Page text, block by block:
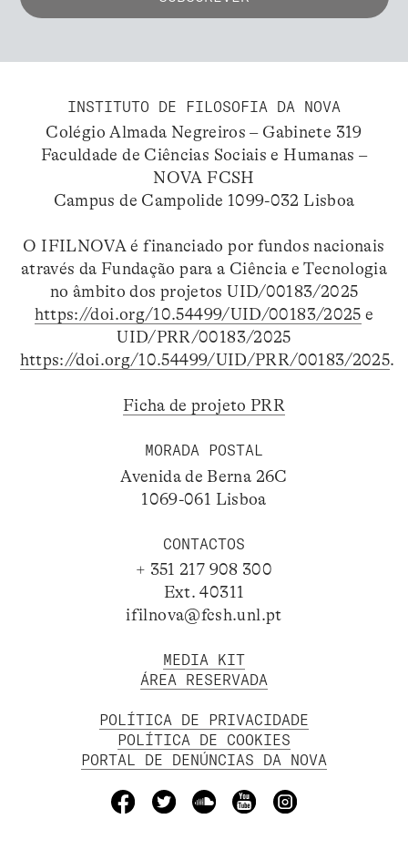
INSTITUTO DE FILOSOFIA DA NOVA
Colégio Almada Negreiros – Gabinete 319
Faculdade de Ciências Sociais e Humanas –
NOVA FCSH
Campus de Campolide 1099-032 Lisboa
O IFILNOVA é financiado por fundos nacionais
através da Fundação para a Ciência e Tecnologia
no âmbito dos projetos UID/00183/2025
https://doi.org/10.54499/UID/00183/2025 e
UID/PRR/00183/2025
https://doi.org/10.54499/UID/PRR/00183/2025.
Ficha de projeto PRR
MORADA POSTAL
Avenida de Berna 26C
1069-061 Lisboa
CONTACTOS
+ 351 217 908 300
Ext. 40311
ifilnova@fcsh.unl.pt
MEDIA KIT
ÁREA RESERVADA
POLÍTICA DE PRIVACIDADE
POLÍTICA DE COOKIES
PORTAL DE DENÚNCIAS DA NOVA